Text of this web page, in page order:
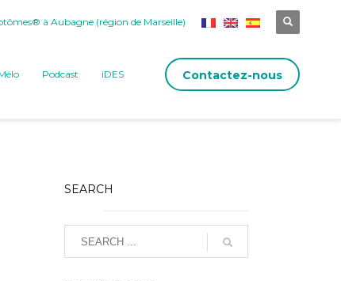
à Aubagne (région de Marseille)
Podcast iDES Contactez-nous
SEARCH